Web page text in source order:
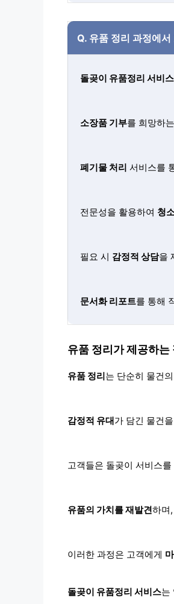
Q. 유품 정리 과정에
돌곶이 유품정리 서비
소장품 기부를 희망하
폐기물 처리 서비스를
전문성을 활용하여 청
필요 시 감정적 상담을
문서화 리포트를 통해
유품 정리가 제공하는
유품 정리는 단순히 물건
감정적 유대가 담긴 물건
고객들은 돌곶이 서비스를
유품의 가치를 재발견하며
이러한 과정은 고객에게
돌곶이 유품정리 서비스는